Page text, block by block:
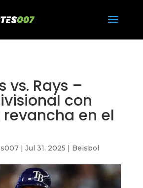
vs. Rays –
con
en el
| Jul 31, 2025 | Beisbol